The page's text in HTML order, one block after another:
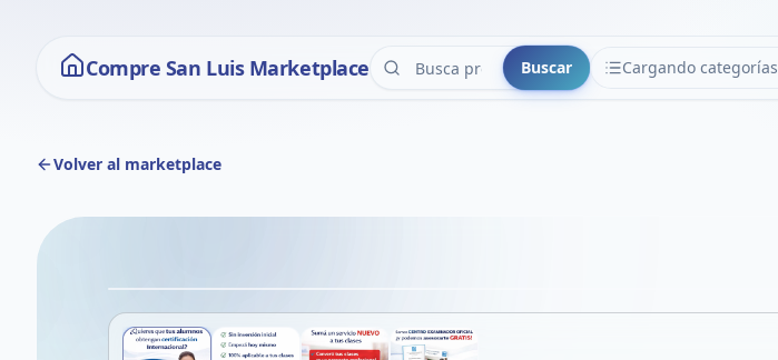
Compre San Luis Marketplace Buscar Cargando categorías
CATEGORÍAS
Volver al marketplace